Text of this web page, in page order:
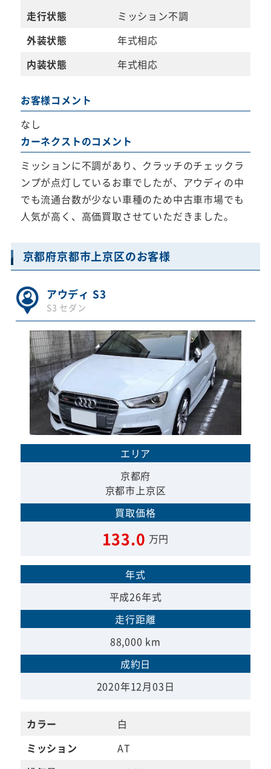
走行状態
ミッション不調
外装状態
年式相応
内装状態
年式相応
お客様コメント
なし
カーネクストのコメント
ミッションに不調があり、クラッチのチェックラ
ンプが点灯しているお車でしたが、アウディの中
でも流通台数が少ない車種のため中古車市場でも
人気が高く、高価買取させていただきました。
京都府京都市上京区のお客様
アウディ S3
S3 セダン
エリア
京都府
京都市上京区
買取価格
133.0 万円
年式
平成26年式
走行距離
88,000 km
成約日
2020年12月03日
カラー
白
ミッション
AT